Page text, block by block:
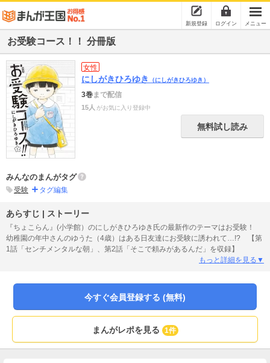
新規登録 ログイン メニュー
お受験コース！！ 分冊版
女性
にしがきひろゆき （にしがきひろゆき）
3巻まで配信
15人 がお気に入り登録中
無料試し読み
みんなのまんがタグ
受験 タグ編集
あらすじ | ストーリー
『ちょこらん』(小学館）のにしがきひろゆき氏の最新作のテーマはお受験！
幼稚園の年中さんのゆうた（4歳）はある日友達にお受験に誘われて…!? 【第
1話「センチメンタルな朝」、第2話「そこで頼みがあるんだ」を収録】
もっと詳細を見る▼
今すぐ会員登録する (無料)
まんがレポを見る 1件